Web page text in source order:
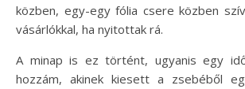
közben, egy-egy fólia csere közben
vásárlókkal, ha nyitottak rá.
A minap is ez történt, ugyanis egy
hozzám, akinek kiesett a zsebéből